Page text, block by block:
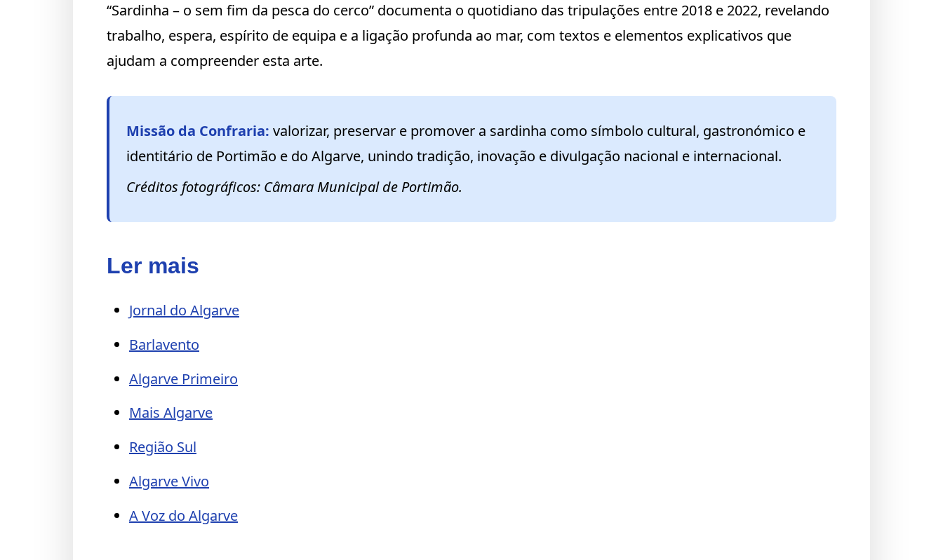
“Sardinha – o sem fim da pesca do cerco” documenta o quotidiano das tripulações entre 2018 e 2022, revelando
trabalho, espera, espírito de equipa e a ligação profunda ao mar, com textos e elementos explicativos que
ajudam a compreender esta arte.
Missão da Confraria: valorizar, preservar e promover a sardinha como símbolo cultural, gastronómico e
identitário de Portimão e do Algarve, unindo tradição, inovação e divulgação nacional e internacional.
Créditos fotográficos: Câmara Municipal de Portimão.
Ler mais
Jornal do Algarve
Barlavento
Algarve Primeiro
Mais Algarve
Região Sul
Algarve Vivo
A Voz do Algarve